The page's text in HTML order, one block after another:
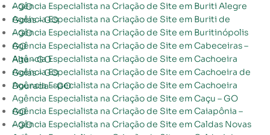
Agência Especialista na Criação de Site em Buriti Alegre – GO
Agência Especialista na Criação de Site em Buriti de Goiás – GO
Agência Especialista na Criação de Site em Buritinópolis – GO
Agência Especialista na Criação de Site em Cabeceiras – GO
Agência Especialista na Criação de Site em Cachoeira Alta – GO
Agência Especialista na Criação de Site em Cachoeira de Goiás – GO
Agência Especialista na Criação de Site em Cachoeira Dourada – GO
Agência Especialista na Criação de Site em Caçu – GO
Agência Especialista na Criação de Site em Caiapônia – GO
Agência Especialista na Criação de Site em Caldas Novas – GO